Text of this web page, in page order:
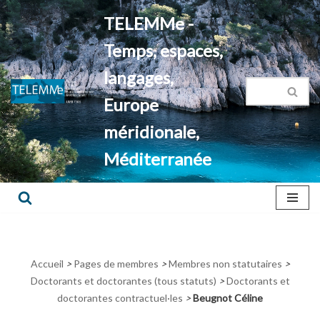
Aller
au
contenu
TELEMMe -
Temps, espaces,
langages,
Europe
méridionale,
Méditerranée
Accueil > Pages de membres > Membres non statutaires >
Doctorants et doctorantes (tous statuts) > Doctorants et
doctorantes contractuel·les >Beugnot Céline